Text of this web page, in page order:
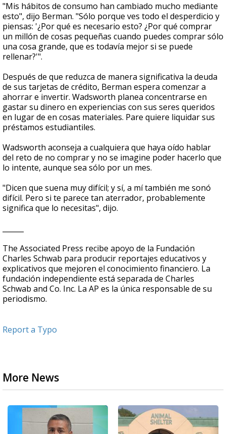
"Mis hábitos de consumo han cambiado mucho mediante
esto", dijo Berman. "Sólo porque ves todo el desperdicio y
piensas: '¿Por qué es necesario esto? ¿Por qué comprar
un millón de cosas pequeñas cuando puedes comprar sólo
una cosa grande, que es todavía mejor si se puede
rellenar?'".
Después de que reduzca de manera significativa la deuda
de sus tarjetas de crédito, Berman espera comenzar a
ahorrar e invertir. Wadsworth planea concentrarse en
gastar su dinero en experiencias con sus seres queridos
en lugar de en cosas materiales. Pare quiere liquidar sus
préstamos estudiantiles.
Wadsworth aconseja a cualquiera que haya oído hablar
del reto de no comprar y no se imagine poder hacerlo que
lo intente, aunque sea sólo por un mes.
"Dicen que suena muy difícil; y sí, a mí también me sonó
difícil. Pero si te parece tan aterrador, probablemente
significa que lo necesitas", dijo.
The Associated Press recibe apoyo de la Fundación
Charles Schwab para producir reportajes educativos y
explicativos que mejoren el conocimiento financiero. La
fundación independiente está separada de Charles
Schwab and Co. Inc. La AP es la única responsable de su
periodismo.
Report a Typo
More News